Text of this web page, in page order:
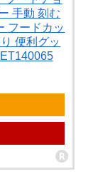
手動 刻む
フードカッ
便利グッ